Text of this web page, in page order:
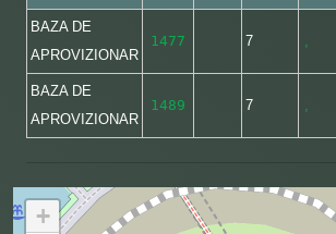
BAZA DE
APROVIZIONAR
1477 7 ,
BAZA DE
APROVIZIONAR
1489 7 ,
+